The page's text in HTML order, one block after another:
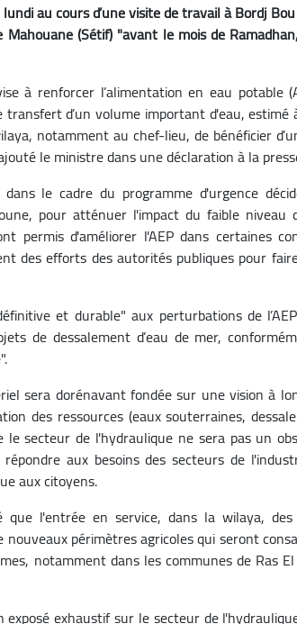
au cours d’une visite de travail à Bordj
(Sétif) "avant le mois de
à renforcer l’alimentation en eau potable
d’un volume important d'eau, estimé
notamment au chef-lieu, de bénéficier
le ministre dans une déclaration à la
le cadre du programme d'urgence
pour atténuer l'impact du faible niveau
permis d'améliorer l'AEP dans certaines
des efforts des autorités publiques pour
et durable" aux perturbations de
de dessalement d’eau de mer,
sera dorénavant fondée sur une vision à
des ressources (eaux souterraines,
secteur de l'hydraulique ne sera pas un
aux besoins des secteurs de
aux citoyens.
que l'entrée en service, dans la wilaya,
périmètres agricoles qui seront
notamment dans les communes de Ras
exhaustif sur le secteur de